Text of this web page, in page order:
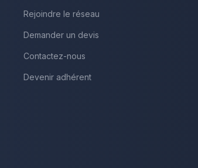
Rejoindre le réseau
Demander un devis
Contactez-nous
Devenir adhérent